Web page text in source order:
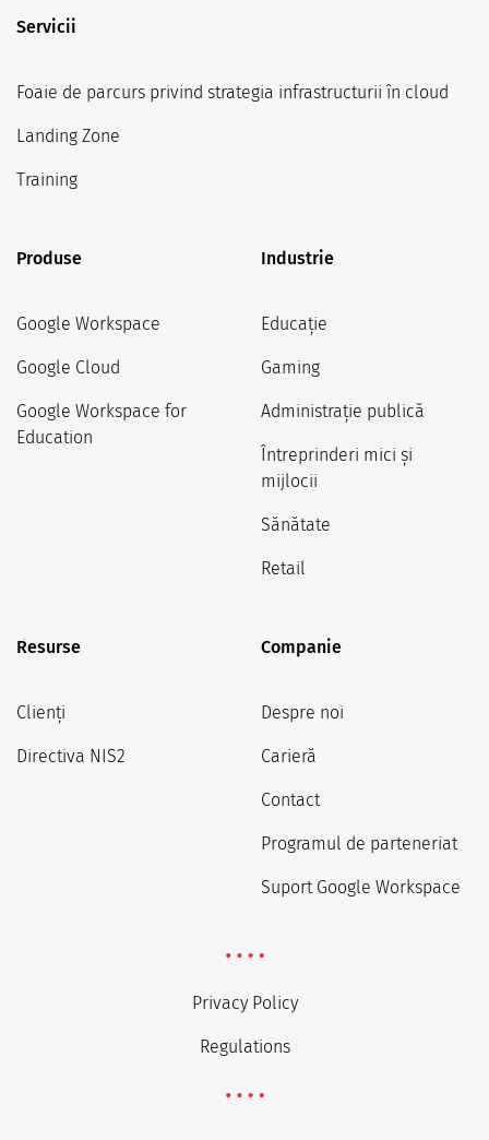
Servicii
Foaie de parcurs privind strategia infrastructurii în cloud
Landing Zone
Training
Produse
Google Workspace
Google Cloud
Google Workspace for
Education
Industrie
Educație
Gaming
Administrație publică
Întreprinderi mici și
mijlocii
Sănătate
Retail
Resurse
Clienți
Directiva NIS2
Companie
Despre noi
Carieră
Contact
Programul de parteneriat
Suport Google Workspace
Privacy Policy
Regulations